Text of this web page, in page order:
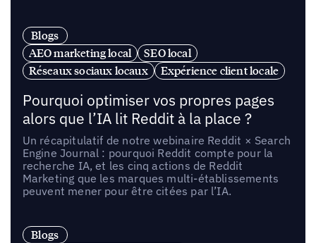
Blogs
AEO marketing local
SEO local
Réseaux sociaux locaux
Expérience client locale
Pourquoi optimiser vos propres pages
alors que l’IA lit Reddit à la place ?
Un récapitulatif de notre webinaire Reddit × Search
Engine Journal : pourquoi Reddit compte pour la
recherche IA, et les cinq actions de Reddit
Marketing que les marques multi-établissements
peuvent mener pour être citées par l’IA.
Blogs